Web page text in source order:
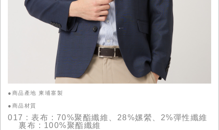
●商品產地 柬埔寨製
●商品材質
017 : 表布 : 70%聚酯纖維、28%嫘縈、2%彈性纖維
裏布 : 100%聚酯纖維